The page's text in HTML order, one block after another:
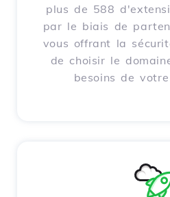
plus de 588
par le biais de
vous offrant la
de choisir le
besoins de